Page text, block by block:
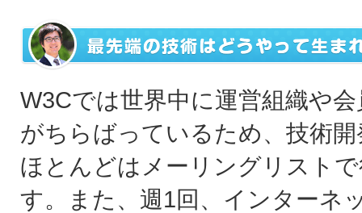
W3Cでは世界中に運営組織や
がちらばっているため、技術
ほとんどはメーリングリスト
す。また、週1回、インターネ